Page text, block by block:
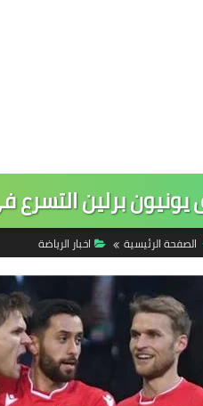
برلين التسرع
الصفحة الرئيسية اخبار الرياضة